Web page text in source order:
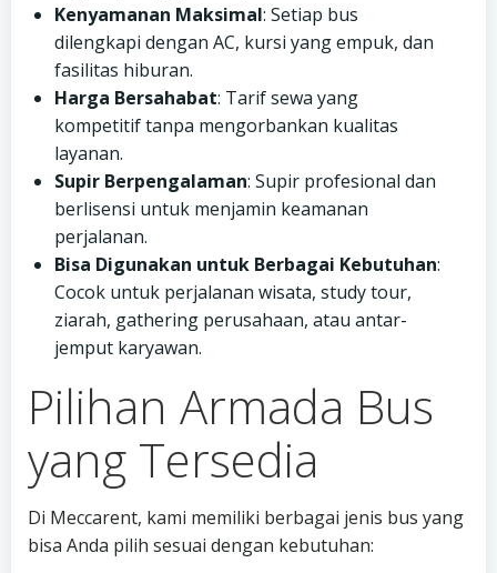
Kenyamanan Maksimal: Setiap bus
dilengkapi dengan AC, kursi yang empuk, dan
fasilitas hiburan.
Harga Bersahabat: Tarif sewa yang
kompetitif tanpa mengorbankan kualitas
layanan.
Supir Berpengalaman: Supir profesional dan
berlisensi untuk menjamin keamanan
perjalanan.
Bisa Digunakan untuk Berbagai Kebutuhan:
Cocok untuk perjalanan wisata, study tour,
ziarah, gathering perusahaan, atau antar-
jemput karyawan.
Pilihan Armada Bus
yang Tersedia
Di Meccarent, kami memiliki berbagai jenis bus yang
bisa Anda pilih sesuai dengan kebutuhan: